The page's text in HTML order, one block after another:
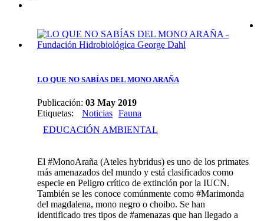
LO QUE NO SABÍAS DEL MONO ARAÑA
Publicación: 03 May 2019
Etiquetas: Noticias Fauna
EDUCACIÓN AMBIENTAL
El #MonoAraña (Ateles hybridus) es uno de los primates
más amenazados del mundo y está clasificados como
especie en Peligro crítico de extinción por la IUCN.
También se les conoce comúnmente como #Marimonda
del magdalena, mono negro o choibo. Se han
identificado tres tipos de #amenazas que han llegado a